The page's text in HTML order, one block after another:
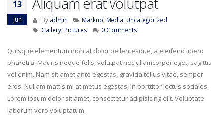
13
Jun By admin Markup, Media, Uncategorized
Gallery, Pictures 0 Comments
Quisque elementum nibh at dolor pellentesque, a eleifend libero
pharetra. Mauris neque felis, volutpat nec ullamcorper eget, sagittis
vel enim. Nam sit amet ante egestas, gravida tellus vitae, semper
eros. Nullam mattis mi at metus egestas, in porttitor lectus sodales.
Lorem ipsum dolor sit amet, consectetur adipisicing elit. Voluptate
laborum vero voluptatum.